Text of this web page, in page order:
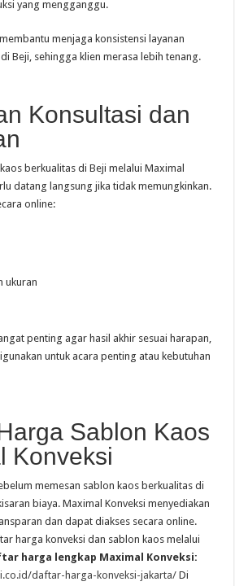
yang mengganggu.
menjaga konsistensi layanan
Beji, sehingga klien merasa lebih tenang.
Konsultasi dan
berkualitas di Beji melalui Maximal
datang langsung jika tidak memungkinkan.
online:
ukuran
penting agar hasil akhir sesuai harapan,
untuk acara penting atau kebutuhan
Sablon Kaos
Konveksi
memesan sablon kaos berkualitas di
biaya. Maximal Konveksi menyediakan
dan dapat diakses secara online.
harga konveksi dan sablon kaos melalui
harga lengkap Maximal Konveksi:
daftar-harga-konveksi-jakarta/ Di